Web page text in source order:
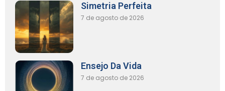
Simetria Perfeita
7 de agosto de 2026
Ensejo Da Vida
7 de agosto de 2026